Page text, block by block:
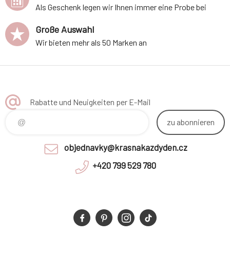
Als Geschenk legen wir Ihnen immer eine Probe bei
Große Auswahl
Wir bieten mehr als 50 Marken an
Rabatte und Neuigkeiten per E-Mail
zu abonnieren
objednavky@krasnakazdyden.cz
+420 799 529 780